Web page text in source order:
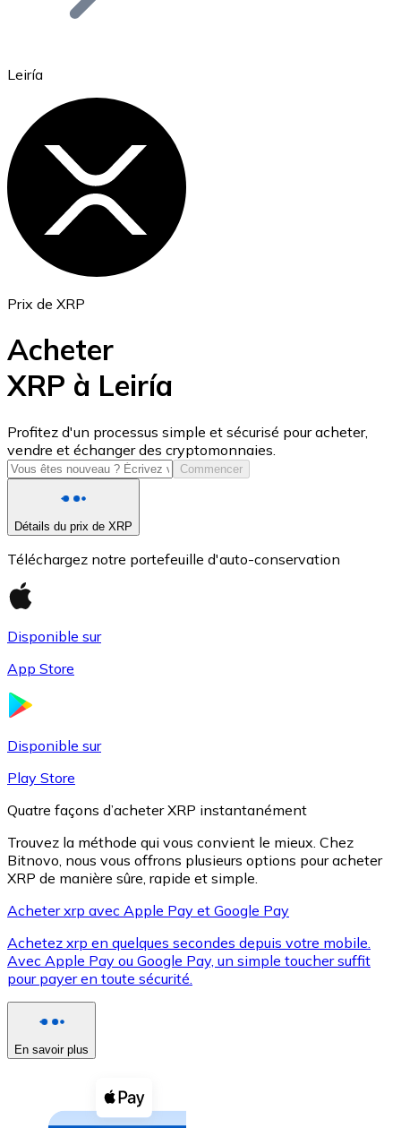
Ethereum
USD Coin
USDC
XRP
XRP
Voir toutes
Coupons crypto
Achetez des cryptomonnaies en espèces et d'autres
Leiría
Prix de XRP
Acheter
XRP à Leiría
Profitez d'un processus simple et sécurisé pour acheter,
vendre et échanger des cryptomonnaies.
Commencer
Détails du prix de XRP
Téléchargez notre portefeuille d'auto-conservation
Disponible sur
App Store
Disponible sur
Play Store
Quatre façons d’acheter XRP instantanément
Trouvez la méthode qui vous convient le mieux. Chez
Bitnovo, nous vous offrons plusieurs options pour acheter
XRP de manière sûre, rapide et simple.
Acheter xrp avec Apple Pay et Google Pay
Achetez xrp en quelques secondes depuis votre mobile.
Avec Apple Pay ou Google Pay, un simple toucher suffit
pour payer en toute sécurité.
En savoir plus